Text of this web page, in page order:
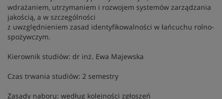
wdrażaniem, utrzymaniem i rozwojem systemów zarządzania
jakością, a w szczególności
z uwzględnieniem zasad identyfikowalności w łańcuchu rolno-
spożywczym.
Kierownik studiów: dr inż. Ewa Majewska
Czas trwania studiów: 2 semestry
Zasady naboru: według kolejności zgłoszeń